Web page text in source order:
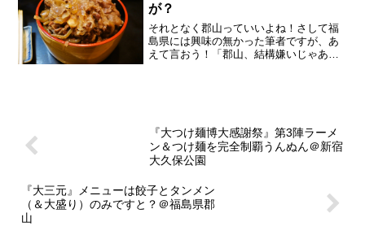
が？
それとなく郡山っていいよね！さして福
島県には興味の無かった筆者ですが、あ
えて言おう！「郡山、結構嫌いじゃあり
『大つけ麺博大感謝祭』第3陣ラーメ
ン＆つけ麺を完全制覇うんぬん＠新宿
大久保公園
『大三元』メニューは餃子とタンメン
（＆大盛り）のみですと？＠福島県郡
山